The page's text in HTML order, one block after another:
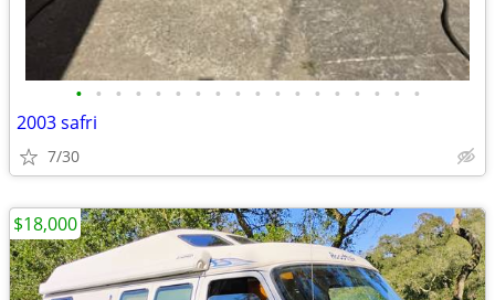
• • • • • • • • • • • • • • • • • •
2003 safri
7/30
$18,000